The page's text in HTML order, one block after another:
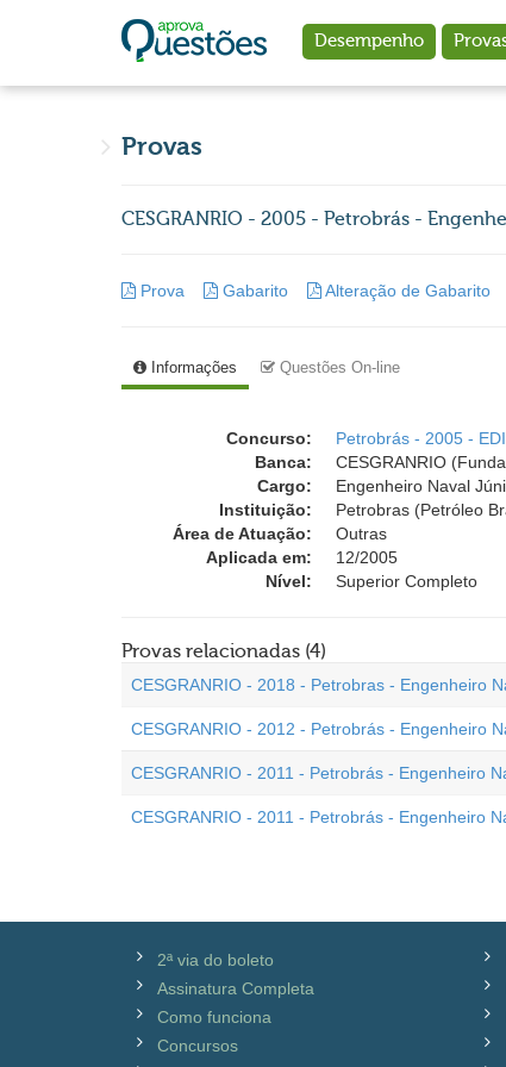
Desempenho
Provas
CESGRANRIO - 2005 - Petrobrás -
Prova Gabarito Alteração de Gabarito
Informações Questões On-line
Concurso:
Petrobrás - 2005 -
Banca:
CESGRANRIO
Cargo:
Engenheiro Naval
Instituição:
Petrobras (Petróleo
Área de Atuação:
Outras
Aplicada em:
12/2005
Nível:
Superior Completo
Provas relacionadas (4)
CESGRANRIO - 2018 - Petrobras - Engenheiro
CESGRANRIO - 2012 - Petrobrás - Engenheiro
CESGRANRIO - 2011 - Petrobrás - Engenheiro
CESGRANRIO - 2011 - Petrobrás - Engenheiro
2ª via do boleto
Assinatura Completa
Como funciona
Concursos